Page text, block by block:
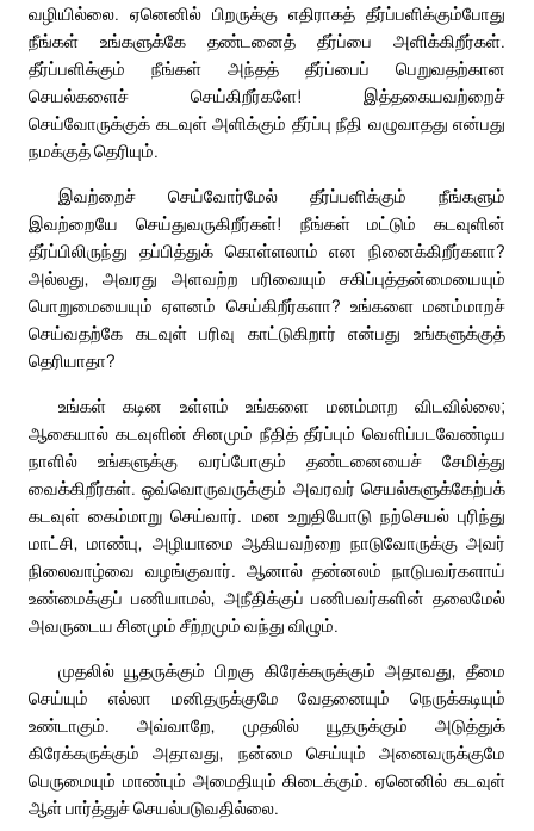
வழியில்லை. ஏனெனில் பிறருக்கு எதிராகத் தீர்ப்பளிக்கும்போது
நீங்கள் உங்களுக்கே தண்டனைத் தீர்ப்பை அளிக்கிறீர்கள்.
தீர்ப்பளிக்கும் நீங்கள் அந்தத் தீர்ப்பைப் பெறுவதற்கான
செயல்களைச் செய்கிறீர்களே! இத்தகையவற்றைச்
செய்வோருக்குக் கடவுள் அளிக்கும் தீர்ப்பு நீதி வழுவாதது என்பது
நமக்குத் தெரியும்.
இவற்றைச் செய்வோர்மேல் தீர்ப்பளிக்கும் நீங்களும்
இவற்றையே செய்துவருகிறீர்கள்! நீங்கள் மட்டும் கடவுளின்
தீர்ப்பிலிருந்து தப்பித்துக் கொள்ளலாம் என நினைக்கிறீர்களா?
அல்லது, அவரது அளவற்ற பரிவையும் சகிப்புத்தன்மையையும்
பொறுமையையும் ஏளனம் செய்கிறீர்களா? உங்களை மனம்மாறச்
செய்வதற்கே கடவுள் பரிவு காட்டுகிறார் என்பது உங்களுக்குத்
தெரியாதா?
உங்கள் கடின உள்ளம் உங்களை மனம்மாற விடவில்லை;
ஆகையால் கடவுளின் சினமும் நீதித் தீர்ப்பும் வெளிப்படவேண்டிய
நாளில் உங்களுக்கு வரப்போகும் தண்டனையைச் சேமித்து
வைக்கிறீர்கள். ஒவ்வொருவருக்கும் அவரவர் செயல்களுக்கேற்பக்
கடவுள் கைம்மாறு செய்வார். மன உறுதியோடு நற்செயல் புரிந்து
மாட்சி, மாண்பு, அழியாமை ஆகியவற்றை நாடுவோருக்கு அவர்
நிலைவாழ்வை வழங்குவார். ஆனால் தன்னலம் நாடுபவர்களாய்
உண்மைக்குப் பணியாமல், அநீதிக்குப் பணிபவர்களின் தலைமேல்
அவருடைய சினமும் சீற்றமும் வந்து விழும்.
முதலில் யூதருக்கும் பிறகு கிரேக்கருக்கும் அதாவது, தீமை
செய்யும் எல்லா மனிதருக்குமே வேதனையும் நெருக்கடியும்
உண்டாகும். அவ்வாறே, முதலில் யூதருக்கும் அடுத்துக்
கிரேக்கருக்கும் அதாவது, நன்மை செய்யும் அனைவருக்குமே
பெருமையும் மாண்பும் அமைதியும் கிடைக்கும். ஏனெனில் கடவுள்
ஆள் பார்த்துச் செயல்படுவதில்லை.